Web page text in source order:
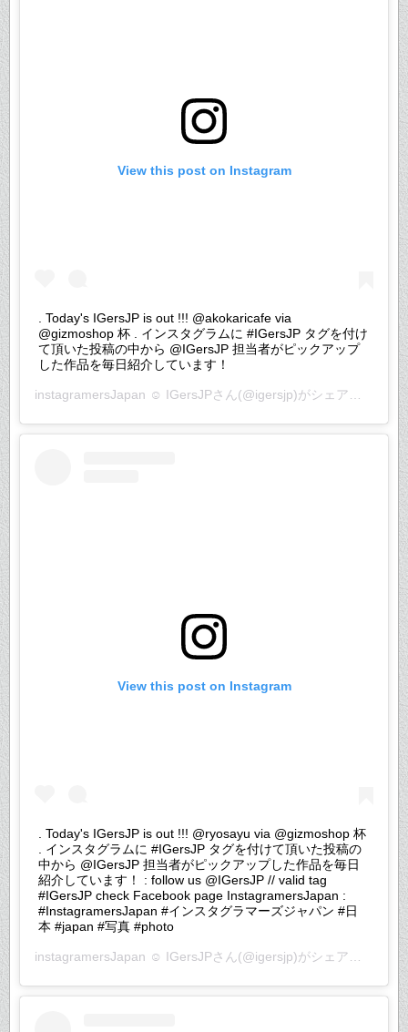
View this post on Instagram
. Today's IGersJP is out !!! @akokaricafe via
@gizmoshop 杯 . インスタグラムに #IGersJP タグを付け
て頂いた投稿の中から @IGersJP 担当者がピックアップ
した作品を毎日紹介しています！
instagramersJapan ☺︎ IGersJPさん(@igersjp)がシェアした投稿 –
View this post on Instagram
. Today's IGersJP is out !!! @ryosayu via @gizmoshop 杯
. インスタグラムに #IGersJP タグを付けて頂いた投稿の
中から @IGersJP 担当者がピックアップした作品を毎日
紹介しています！ : follow us @IGersJP // valid tag
#IGersJP check Facebook page InstagramersJapan :
#InstagramersJapan #インスタグラマーズジャパン #日
本 #japan #写真 #photo
instagramersJapan ☺︎ IGersJPさん(@igersjp)がシェアした投稿 –